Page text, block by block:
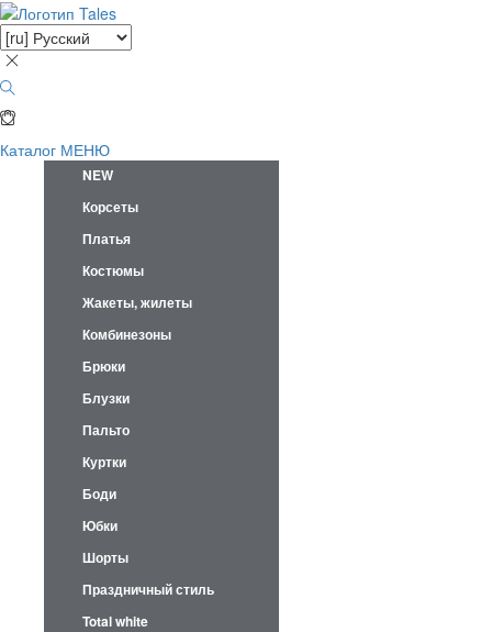
Каталог МЕНЮ
NEW
Корсеты
Платья
Костюмы
Жакеты, жилеты
Комбинезоны
Брюки
Блузки
Пальто
Куртки
Боди
Юбки
Шорты
Праздничный стиль
Total white